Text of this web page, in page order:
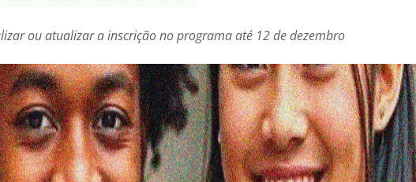
ou atualizar a inscrição no programa até 12 de dezembro